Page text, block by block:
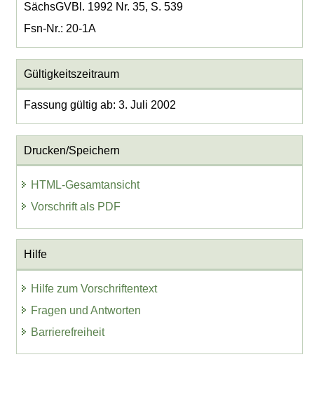
SächsGVBl. 1992 Nr. 35, S. 539
Fsn-Nr.: 20-1A
Gültigkeitszeitraum
Fassung gültig ab: 3. Juli 2002
Drucken/Speichern
HTML-Gesamtansicht
Vorschrift als PDF
Hilfe
Hilfe zum Vorschriftentext
Fragen und Antworten
Barrierefreiheit